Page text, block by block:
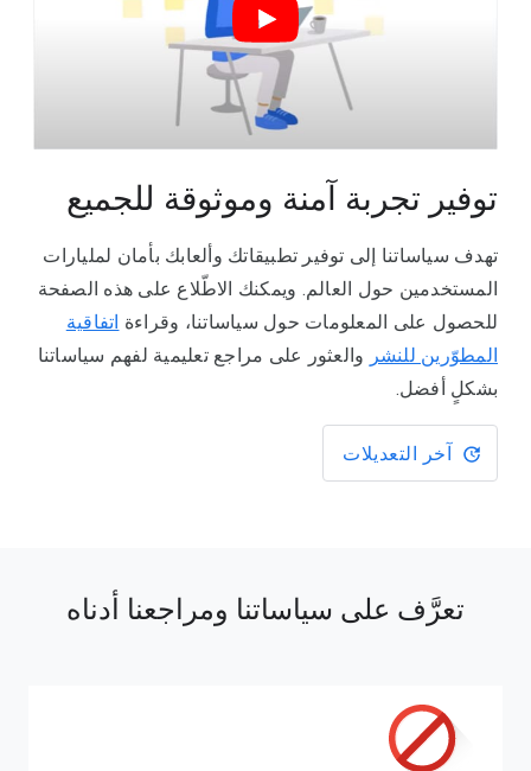
توفير تجربة آمنة وموثوقة للجميع
تهدف سياساتنا إلى توفير تطبيقاتك وألعابك بأمان لمليارات
المستخدمين حول العالم. ويمكنك الاطّلاع على هذه الصفحة
للحصول على المعلومات حول سياساتنا، وقراءة اتفاقية
المطوّرين للنشر والعثور على مراجع تعليمية لفهم سياساتنا
بشكلٍ أفضل.
آخر التعديلات
تعرَّف على سياساتنا ومراجعنا أدناه